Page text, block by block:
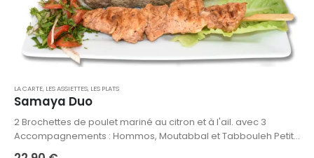
LA CARTE, LES ASSIETTES, LES PLATS
Samaya Duo
2 Brochettes de poulet mariné au citron et à l'ail. avec 3
Accompagnements : Hommos, Moutabbal et Tabbouleh Petit
pot de sauce a l’ail. Petit sachet de pain inclut